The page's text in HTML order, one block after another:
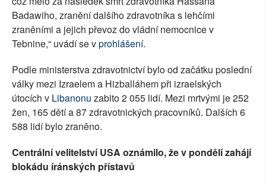
Badawiho, zranění dalšího zdravotníka s lehčími
zraněními a jejich převoz do vládní nemocnice v
Tebnine,“ uvádí se vprohlášení.
Podle ministerstva zdravotnictví bylo od začátku poslední
války mezi Izraelem a Hizballáhem při izraelských
útocích v Libanonu zabito 2 055 lidí. Mezi mrtvými je 252
žen, 165 dětí a 87 zdravotnických pracovníků. Dalších 6
588 lidí bylo zraněno.
Centrální velitelství USA oznámilo, že v pondělí zahájí
blokádu íránských přístavů